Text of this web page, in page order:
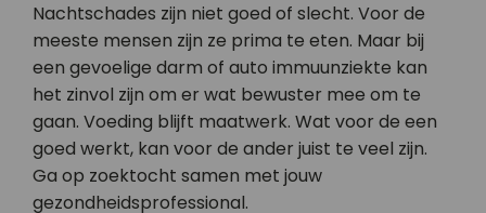
Nachtschades zijn niet goed of slecht. Voor de
meeste mensen zijn ze prima te eten. Maar bij
een gevoelige darm of auto immuunziekte kan
het zinvol zijn om er wat bewuster mee om te
gaan. Voeding blijft maatwerk. Wat voor de een
goed werkt, kan voor de ander juist te veel zijn.
Ga op zoektocht samen met jouw
gezondheidsprofessional.